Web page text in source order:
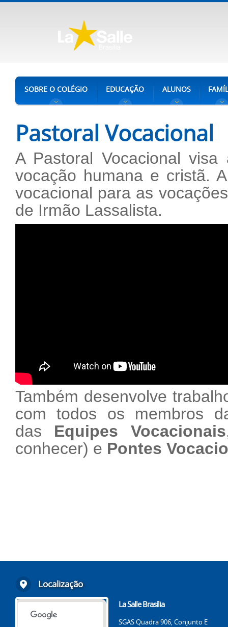
SOBRE O COLÉGIO EDUCAÇÃO ALUNOS
Pastoral Vocacional
A Pastoral Vocacional
vocação humana e cristã.
vocacional para as
de Irmão Lassalista.
Também desenvolve
com todos os membros
das Equipes Vocacionais
conhecer) e Pontes
Localização
La Salle Brasília
SGAS Quadra 906, Conjunto E